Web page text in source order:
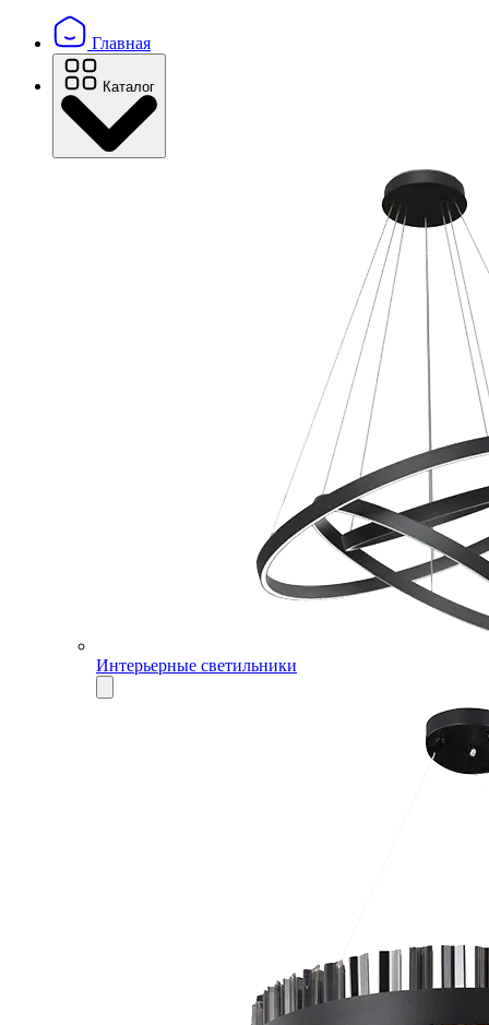
Главная
Каталог
Интерьерные светильники